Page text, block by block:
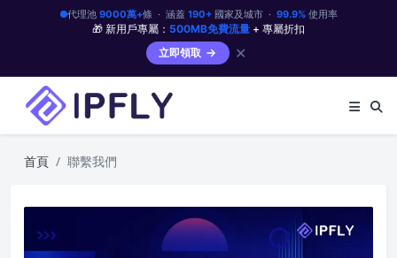
代理池 9000萬+條 · 涵蓋 190+國家及城市 · 99.9%使用率
🎁 新用戶專屬： 500MB免費流量 + 專屬折扣
立即領取
✕
首頁 聯繫我們